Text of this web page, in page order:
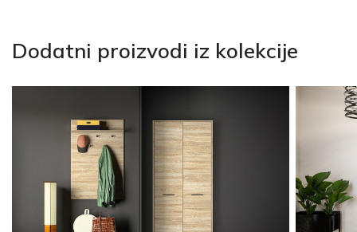
Dodatni proizvodi iz kolekcije